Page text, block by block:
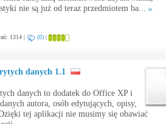
nie są już od teraz przedmiotem ba...
1314 | (0) |
danych 1.1
danych to dodatek do Office XP i
autora, osób edytujących, opisy,
tej aplikacji nie musimy się obawiać